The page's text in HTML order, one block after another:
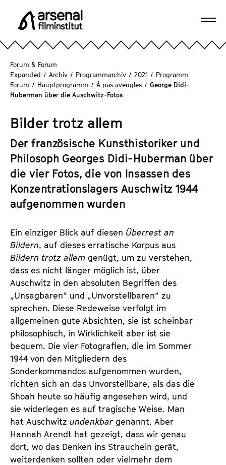
e r
s
e
n
a
F
i
l
m
i
n
s
t
u
t
e
.
V
.
Forum & Forum
Expanded / Archiv / Programmarchiv / 2021 / Programm
Forum / Hauptprogramm / À pas aveugles / George Didi-
Huberman über die Auschwitz-Fotos
Bilder trotz allem
Der französische Kunsthistoriker und
Philosoph Georges Didi-Huberman über
die vier Fotos, die von Insassen des
Konzentrationslagers Auschwitz 1944
aufgenommen wurden
Ein einziger Blick auf diesen Überrest an
Bildern, auf dieses erratische Korpus aus
Bildern trotz allem genügt, um zu verstehen,
dass es nicht länger möglich ist, über
Auschwitz in den absoluten Begriffen des
„Unsagbaren“ und „Unvorstellbaren“ zu
sprechen. Diese Redeweise verfolgt im
allgemeinen gute Absichten, sie ist scheinbar
philosophisch, in Wirklichkeit aber ist sie
bequem. Die vier Fotografien, die im Sommer
1944 von den Mitgliedern des
Sonderkommandos aufgenommen wurden,
richten sich an das Unvorstellbare, als das die
Shoah heute so häufig angesehen wird, und
sie widerlegen es auf tragische Weise. Man
hat Auschwitz undenkbar genannt. Aber
Hannah Arendt hat gezeigt, dass wir genau
dort, wo das Denken ins Straucheln gerät,
weiterdenken sollten oder vielmehr dem